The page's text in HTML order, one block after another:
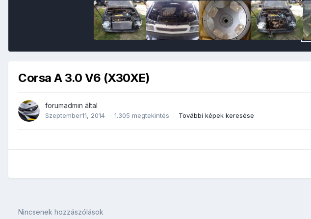
Corsa A 3.0 V6 (X30XE)
forumadmin által
Szeptember11, 2014 1.305 megtekintés További képek keresése
Nincsenek hozzászólások